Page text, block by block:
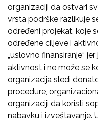
organizaciji da ostvari
vrsta podrške razlikuje
određeni projekat, koje
određene ciljeve i
„uslovno finansiranje“
aktivnost i ne može se
organizacija sledi
procedure,
organizaciji da koristi
nabavku i izveštavanje.